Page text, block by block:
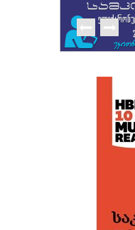
გამომცემლობები